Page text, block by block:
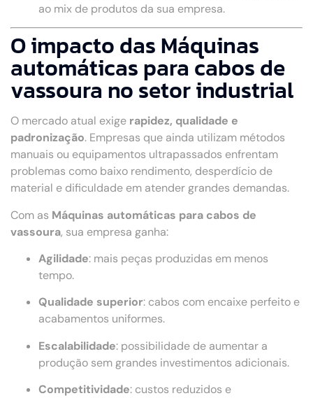
ao mix de produtos da sua empresa.
O impacto das Máquinas
automáticas para cabos de
vassoura no setor industrial
O mercado atual exige rapidez, qualidade e
padronização. Empresas que ainda utilizam métodos
manuais ou equipamentos ultrapassados enfrentam
problemas como baixo rendimento, desperdício de
material e dificuldade em atender grandes demandas.
Com as Máquinas automáticas para cabos de
vassoura, sua empresa ganha:
Agilidade: mais peças produzidas em menos
tempo.
Qualidade superior: cabos com encaixe perfeito e
acabamentos uniformes.
Escalabilidade: possibilidade de aumentar a
produção sem grandes investimentos adicionais.
Competitividade: custos reduzidos e